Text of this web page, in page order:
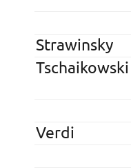
Strawinsky
Tschaikowski
Verdi